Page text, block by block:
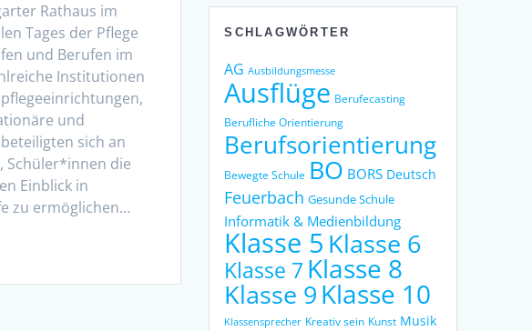
Rathaus im
Tages der Pflege
und Berufen im
Institutionen
und
sich an
Schüler*innen die
Einblick in
zu ermöglichen…
SCHLAGWÖRTER
AG Ausbildungsmesse
Ausflüge Berufecasting
Berufliche Orientierung
Berufsorientierung
Bewegte Schule BO BORS Deutsch
Feuerbach Gesunde Schule
Informatik & Medienbildung
Klasse 5 Klasse 6
Klasse 7 Klasse 8
Klasse 9Klasse 10
Klassensprecher Kreativ sein Kunst Musik